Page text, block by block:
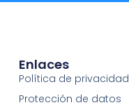
Enlaces
Política de privacidad
Protección de datos